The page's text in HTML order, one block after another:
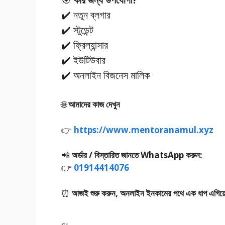
✔️ নতুন ব্লগার
✔️ স্টুডেন্ট
✔️ ফ্রিল্যান্সার
✔️ ইউটিউবার
✔️ অনলাইন বিজনেস মালিক
🌐আমাদের কাজ দেখুন
👉 https://www.mentoranamul.xyz
📲 অর্ডার / বিস্তারিত জানতে WhatsApp করুন:
👉 01914414076
⏰ আজই শুরু করুন, অনলাইন ইনকামের পথে এক ধাপ